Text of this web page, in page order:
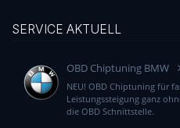
SERVICE AKTUELL
OBD Chiptuning BMW
NEU! OBD Chiptuning für
Leistungssteigung ganz
die OBD Schnittstelle.